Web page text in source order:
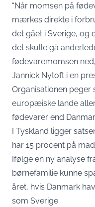
“Når momsen på
mærkes direkte i
det gået i Sverige, og
det skulle gå
fødevaremomsen
Jannick Nytoft i en
Organisationen peger
europæiske lande
fødevarer end
I Tyskland ligger
har 15 procent på
Ifølge en ny analyse
børnefamilie kunne
året, hvis Danmark
som Sverige.